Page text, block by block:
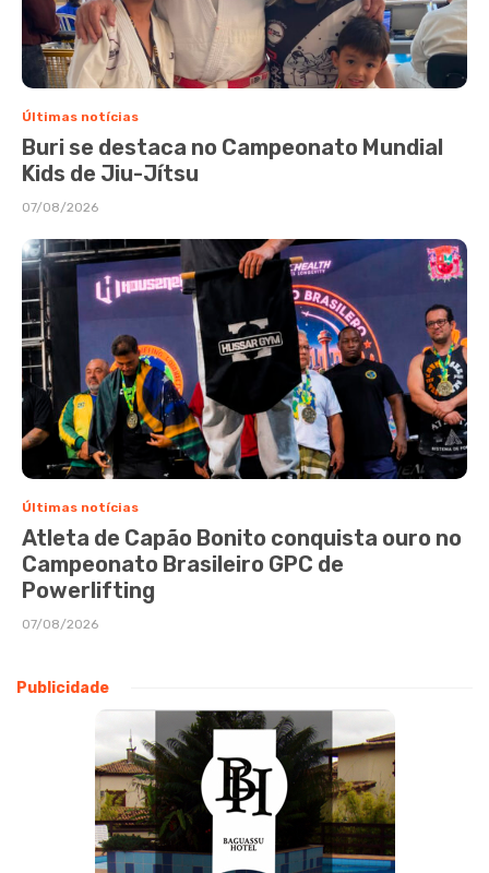
Últimas notícias
Buri se destaca no Campeonato Mundial
Kids de Jiu-Jítsu
07/08/2026
Últimas notícias
Atleta de Capão Bonito conquista ouro no
Campeonato Brasileiro GPC de
Powerlifting
07/08/2026
Publicidade